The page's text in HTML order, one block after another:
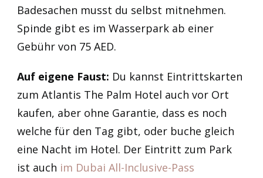
Badesachen musst du selbst mitnehmen.
Spinde gibt es im Wasserpark ab einer
Gebühr von 75 AED.
Auf eigene Faust: Du kannst Eintrittskarten
zum Atlantis The Palm Hotel auch vor Ort
kaufen, aber ohne Garantie, dass es noch
welche für den Tag gibt, oder buche gleich
eine Nacht im Hotel. Der Eintritt zum Park
ist auch im Dubai All-Inclusive-Pass